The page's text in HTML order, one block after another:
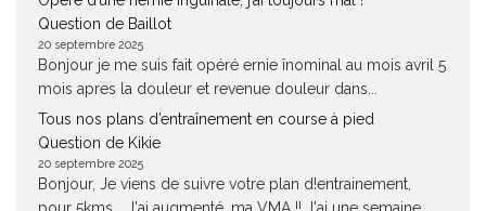
Question de Baillot
20 septembre 2025
Bonjour je me suis fait opéré ernie înominal au mois avril 5
mois apres la douleur et revenue douleur dans...
Tous nos plans d’entraînement en course à pied
Question de Kikie
20 septembre 2025
Bonjour, Je viens de suivre votre plan d!entrainement,